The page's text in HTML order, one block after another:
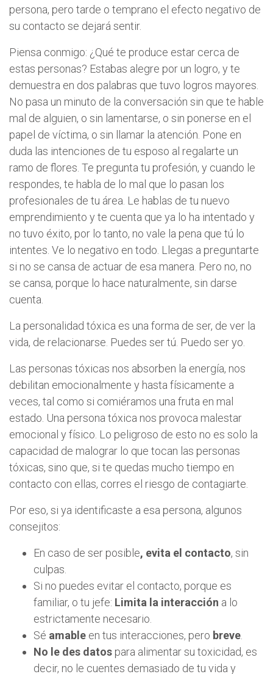
persona, pero tarde o temprano el efecto negativo de
su contacto se dejará sentir.
Piensa conmigo: ¿Qué te produce estar cerca de
estas personas? Estabas alegre por un logro, y te
demuestra en dos palabras que tuvo logros mayores.
No pasa un minuto de la conversación sin que te hable
mal de alguien, o sin lamentarse, o sin ponerse en el
papel de víctima, o sin llamar la atención. Pone en
duda las intenciones de tu esposo al regalarte un
ramo de flores. Te pregunta tu profesión, y cuando le
respondes, te habla de lo mal que lo pasan los
profesionales de tu área. Le hablas de tu nuevo
emprendimiento y te cuenta que ya lo ha intentado y
no tuvo éxito, por lo tanto, no vale la pena que tú lo
intentes. Ve lo negativo en todo. Llegas a preguntarte
si no se cansa de actuar de esa manera. Pero no, no
se cansa, porque lo hace naturalmente, sin darse
cuenta.
La personalidad tóxica es una forma de ser, de ver la
vida, de relacionarse. Puedes ser tú. Puedo ser yo.
Las personas tóxicas nos absorben la energía, nos
debilitan emocionalmente y hasta físicamente a
veces, tal como si comiéramos una fruta en mal
estado. Una persona tóxica nos provoca malestar
emocional y físico. Lo peligroso de esto no es solo la
capacidad de malograr lo que tocan las personas
tóxicas, sino que, si te quedas mucho tiempo en
contacto con ellas, corres el riesgo de contagiarte.
Por eso, si ya identificaste a esa persona, algunos
consejitos:
En caso de ser posible, evita el contacto, sin
culpas.
Si no puedes evitar el contacto, porque es
familiar, o tu jefe: Limita la interacción a lo
estrictamente necesario.
Sé amable en tus interacciones, pero breve
No le des datos para alimentar su toxicidad, es
decir, no le cuentes demasiado de tu vida y